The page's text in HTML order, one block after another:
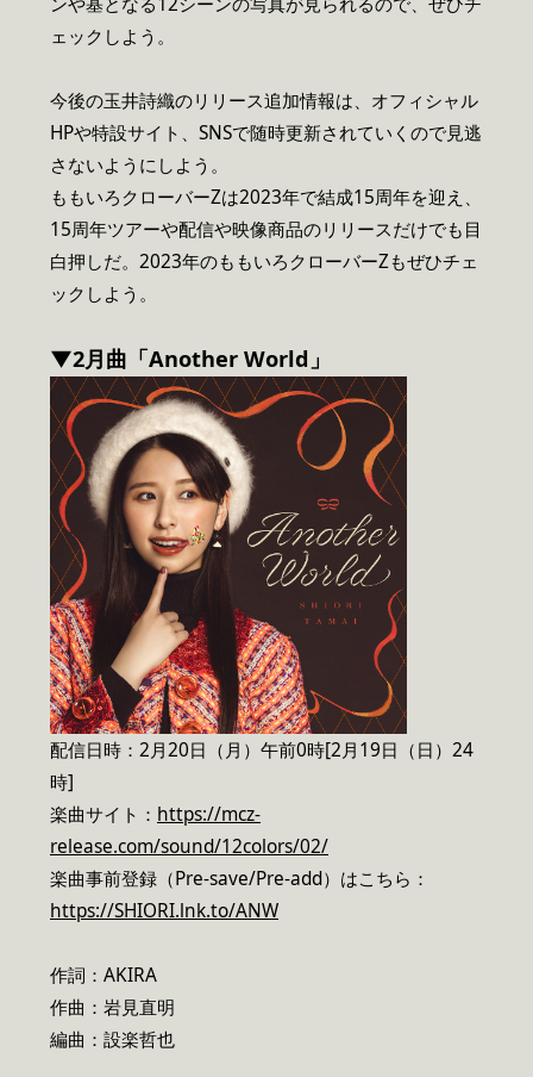
ェックしよう。
今後の玉井詩織のリリース追加情報は、オフィシャル
HPや特設サイト、SNSで随時更新されていくので見逃
さないようにしよう。
ももいろクローバーZは2023年で結成15周年を迎え、
15周年ツアーや配信や映像商品のリリースだけでも目
白押しだ。2023年のももいろクローバーZもぜひチェ
ックしよう。
▼2月曲「Another World」
配信日時：2月20日（月）午前0時[2月19日（日）24
時]
楽曲サイト： https://mcz-
release.com/sound/12colors/02/
楽曲事前登録（Pre-save/Pre-add）はこちら：
https://SHIORI.lnk.to/ANW
作詞：AKIRA
作曲：岩見直明
編曲：設楽哲也